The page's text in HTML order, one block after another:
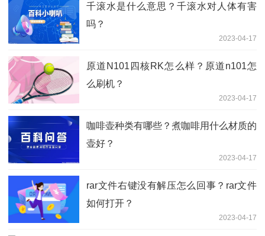
千滚水是什么意思？千滚水对人体有害
吗？
2023-04-17
原道N101四核RK怎么样？原道n101怎
么刷机？
2023-04-17
咖啡壶种类有哪些？煮咖啡用什么材质的
壶好？
2023-04-17
rar文件右键没有解压怎么回事？rar文件
如何打开？
2023-04-17